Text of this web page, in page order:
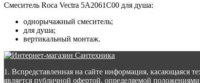
Смеситель Roca Vectra 5А2061С00 для душа:
однорычажный смеситель;
для душа;
вертикальный монтаж.
1. Вспредставленная на сайте информация, касающаяся
является публичной офертой, определяемой